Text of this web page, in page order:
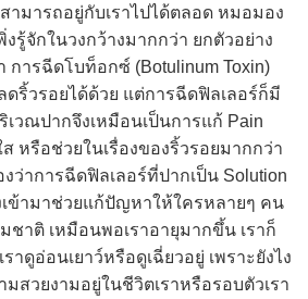
ามารถอยู่กับเราไปได้ตลอด หมอมอง
งรู้จักในวงกว้างมากกว่า ยกตัวอย่าง
การฉีดโบท็อกซ์ (Botulinum Toxin)
ดริ้วรอยได้ด้วย แต่การฉีดฟิลเลอร์ก็มี
วณปากจึงเหมือนเป็นการแก้ Pain
หรือช่วยในเรื่องของริ้วรอยมากกว่า
ว่าการฉีดฟิลเลอร์ที่ปากเป็น Solution
เข้ามาช่วยแก้ปัญหาให้ใครหลายๆ คน
ชาติ เหมือนพอเราอายุมากขึ้น เราก็
าดูอ่อนเยาว์หรือดูเฉี่ยวอยู่ เพราะยังไง
สวยงามอยู่ในชีวิตเราหรือรอบตัวเรา